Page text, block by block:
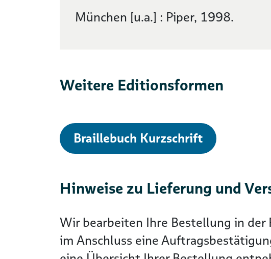
München [u.a.] : Piper, 1998.
Weitere Editionsformen
Braillebuch Kurzschrift
Hinweise zu Lieferung und
Wir bearbeiten Ihre Bestellung in der
im Anschluss eine